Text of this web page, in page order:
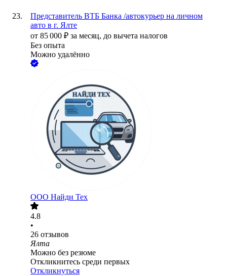
Представитель ВТБ Банка /автокурьер на личном
авто в г. Ялте
от 85 000 ₽ за месяц, до вычета налогов
Без опыта
Можно удалённо
ООО Найди Тех
4.8
•
26 отзывов
Ялта
Можно без резюме
Откликнитесь среди первых
Откликнуться